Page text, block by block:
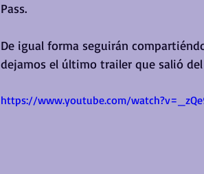
Pass.
De igual forma seguirán
dejamos el último trailer que salió
https://www.youtube.com/